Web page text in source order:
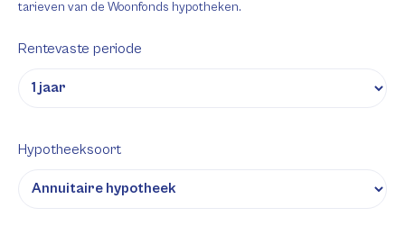
tarieven van de Woonfonds hypotheken.
Rentevaste periode
Hypotheeksoort